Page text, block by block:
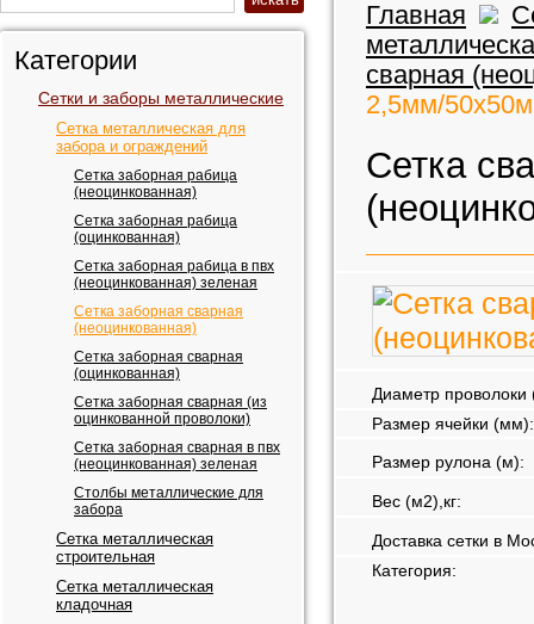
Категории
Сетки и заборы металлические
Сетка металлическая для
забора и ограждений
Сетка заборная рабица
(неоцинкованная)
Сетка заборная рабица
(оцинкованная)
Сетка заборная рабица в пвх
(неоцинкованная) зеленая
Сетка заборная сварная
(неоцинкованная)
Сетка заборная сварная
(оцинкованная)
Сетка заборная сварная (из
оцинкованной проволоки)
Сетка заборная сварная в пвх
(неоцинкованная) зеленая
Столбы металлические для
забора
Сетка металлическая
строительная
Сетка металлическая
кладочная
Главная
сварная
2,5мм/
Сетка
Диаметр
Размер ячейки (мм):
Размер рулона (м):
Вес (м2),кг:
Доставка сетки в
Категория: